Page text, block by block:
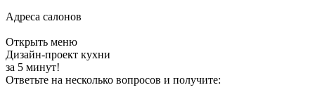
Адреса салонов
Открыть меню
Дизайн-проект кухни
за 5 минут!
Ответьте на несколько вопросов и получите: